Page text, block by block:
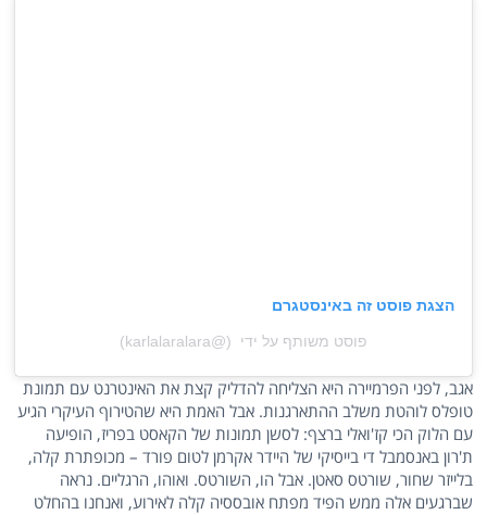
הצגת פוסט זה באינסטגרם
פוסט משותף על ידי ‏‎‏ (@‏‎karlalaralara‎‏)
אגב, לפני הפרמיירה היא הצליחה להדליק קצת את האינטרנט עם תמונת
טופלס לוהטת משלב ההתארגנות. אבל האמת היא שהטירוף העיקרי הגיע
עם הלוק הכי קז'ואלי ברצף: לסשן תמונות של הקאסט בפריז, הופיעה
ת'רון באנסמבל די בייסיקי של היידר אקרמן לטום פורד – מכופתרת קלה,
בלייזר שחור, שורטס סאטן. אבל הו, השורטס. ואוהו, הרגליים. נראה
שברגעים אלה ממש הפיד מפתח אובססיה קלה לאירוע, ואנחנו בהחלט